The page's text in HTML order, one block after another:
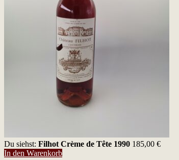
Du siehst: Filhot Crème de Tête 1990 185,00 €
In den Warenkorb